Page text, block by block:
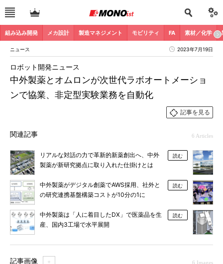
組み込み開発 メカ設計 製造マネジメント モビリティ FA 素材／化学
ニュース 2023年7月19日
中外製薬とオムロンが次世代ラボオートメーショ
ンで協業、非定型実験業務を自動化
ロボット開発ニュース
記事を見る
関連記事 6 Articles
リアルな対話の力で革新的新薬創出へ、中外
製薬が新研究拠点に取り入れた仕掛けとは
読む
中外製薬がデジタル創薬でAWS採用、社外と
の研究連携基盤構築コストが10分の1に
読む
中外製薬は「人に着目したDX」で医薬品を生
産、国内3工場で水平展開
読む
記事画像 ＋ 6 Images